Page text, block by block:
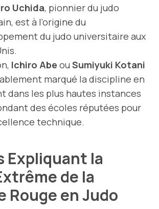
Uchida, pionnier du judo
est à l’origine du
du judo universitaire aux
Ichiro Abe ou Sumiyuki Kotani
marqué la discipline en
dans les plus hautes instances
des écoles réputées pour
technique.
Expliquant la
de la
Rouge en Judo